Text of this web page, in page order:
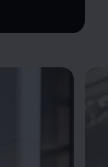
Verbleibende Zeit, --:--